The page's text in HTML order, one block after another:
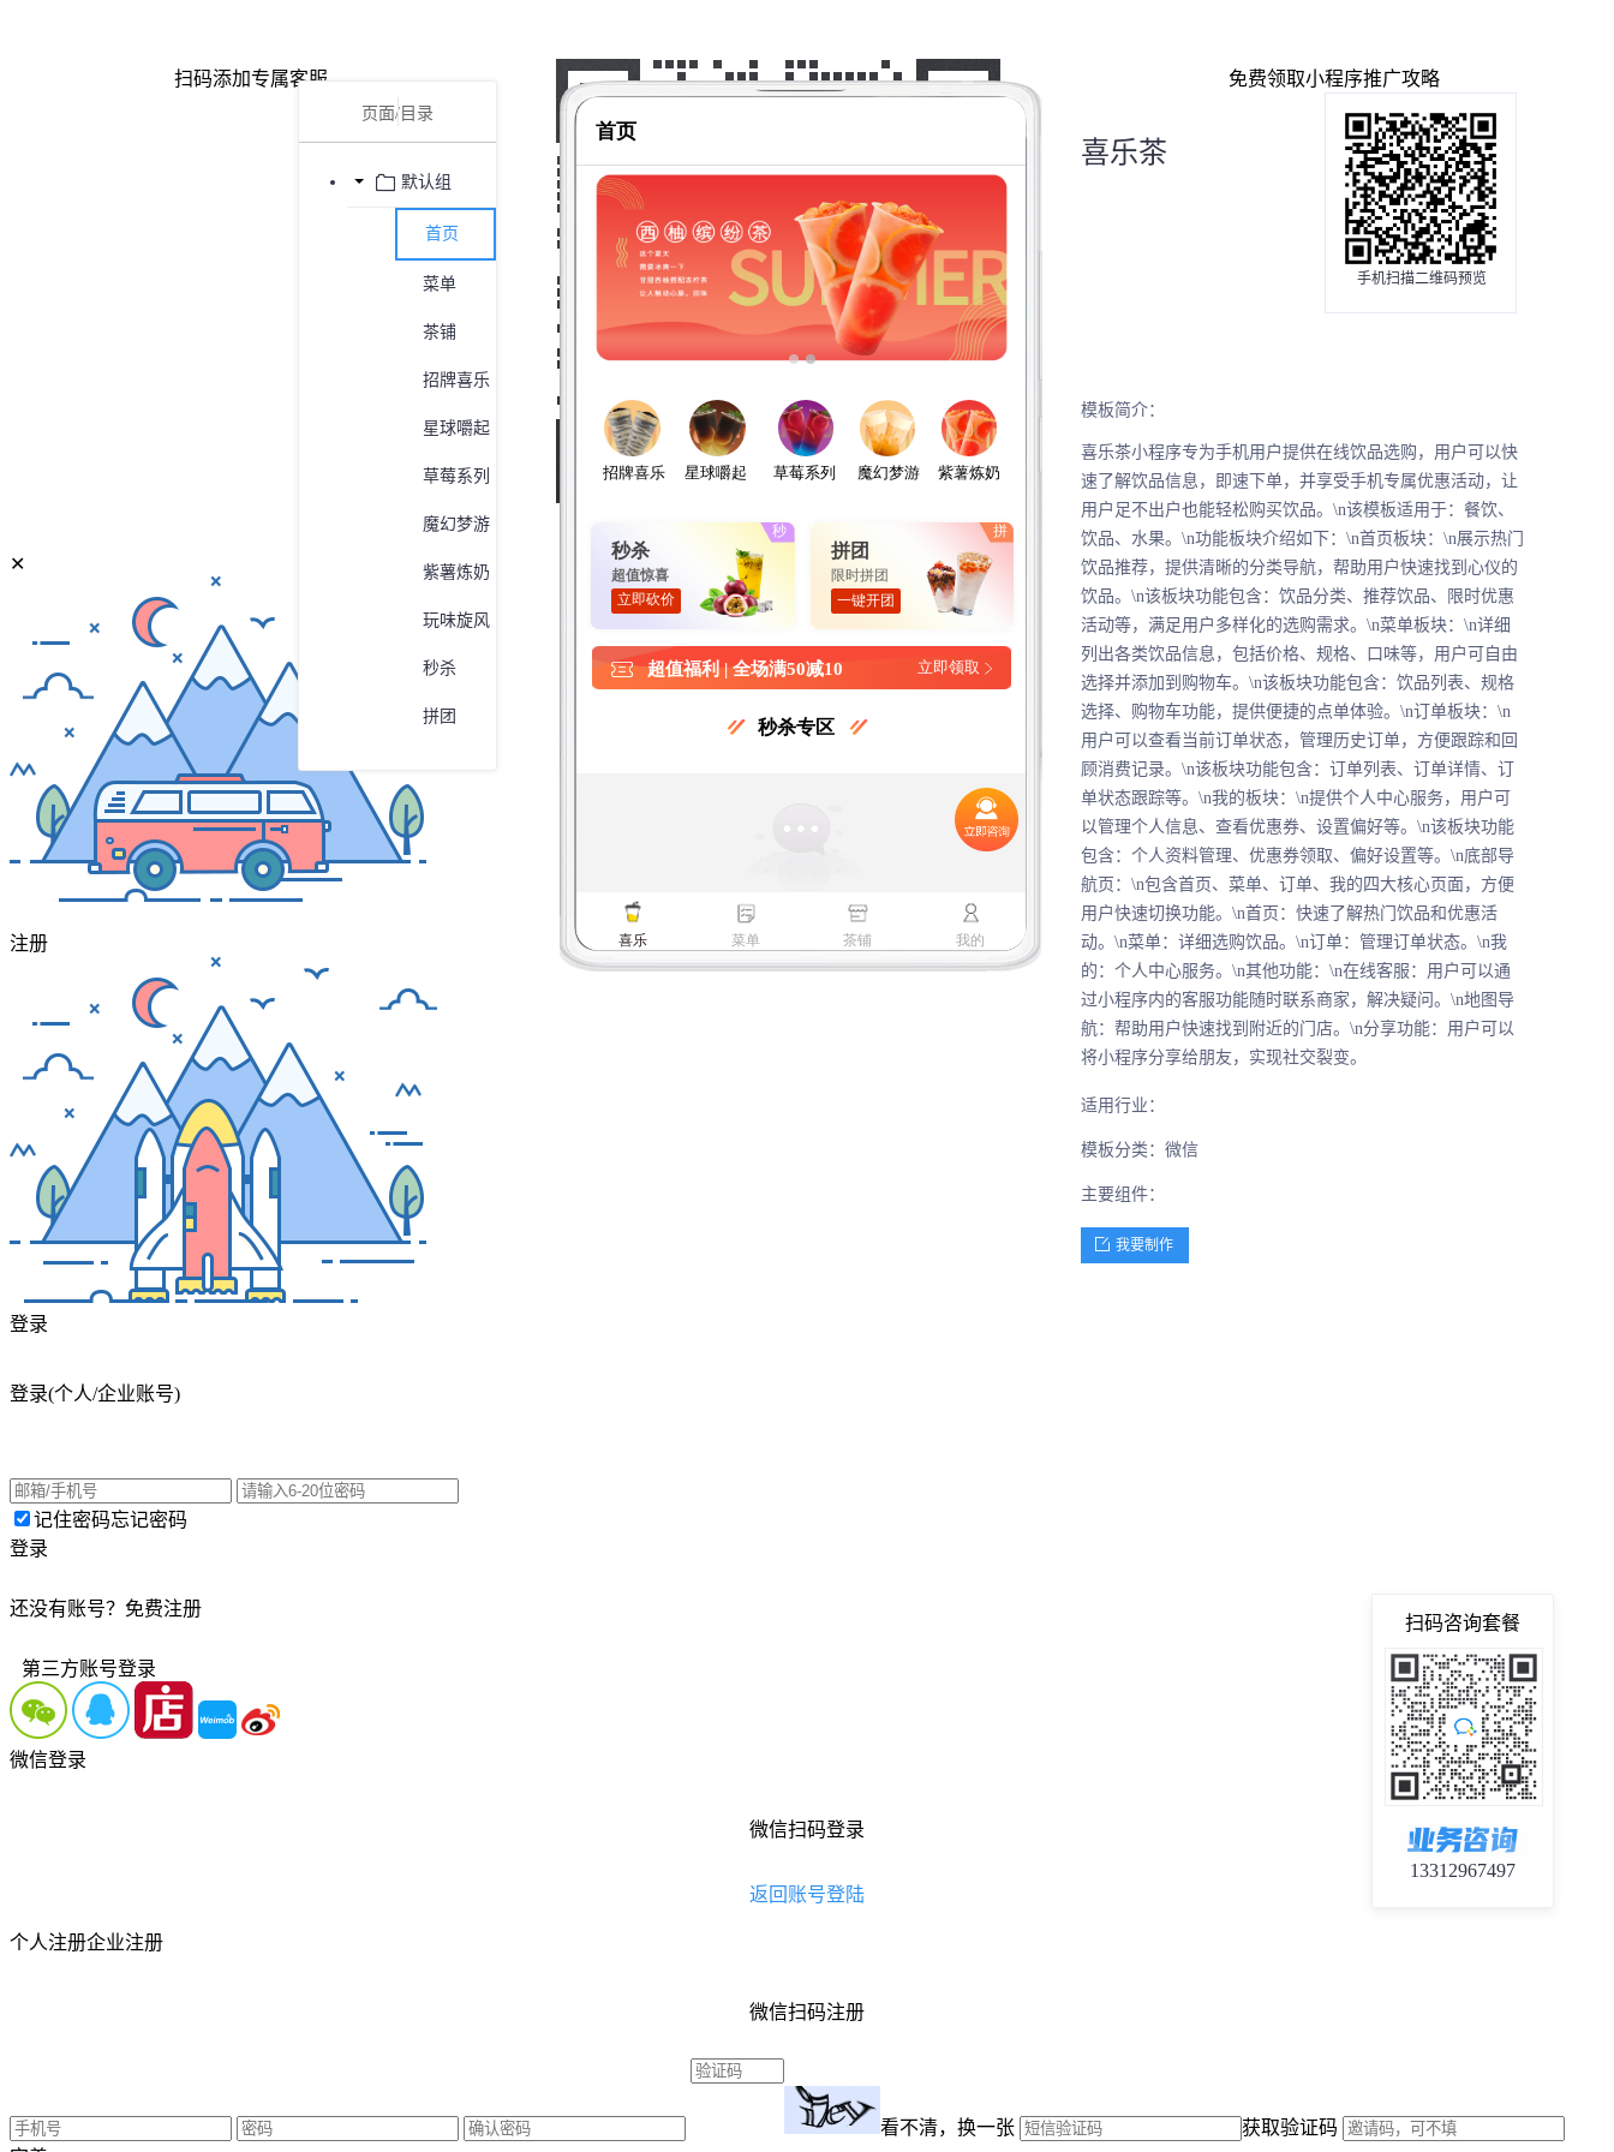
页面/目录
默认组
首页
菜单
茶铺
招牌喜乐
星球嚼起
草莓系列
魔幻梦游
紫薯炼奶
玩味旋风
秒杀
拼团
系统页面组
个人中心
喜乐茶
模板简介：
喜乐茶小程序专为手机用户提供在线饮品选购，用户可以快
速了解饮品信息，即速下单，并享受手机专属优惠活动，让
用户足不出户也能轻松购买饮品。\n该模板适用于：餐饮、
饮品、水果。\n功能板块介绍如下：\n首页板块：\n展示热门
饮品推荐，提供清晰的分类导航，帮助用户快速找到心仪的
饮品。\n该板块功能包含：饮品分类、推荐饮品、限时优惠
活动等，满足用户多样化的选购需求。\n菜单板块：\n详细
列出各类饮品信息，包括价格、规格、口味等，用户可自由
选择并添加到购物车。\n该板块功能包含：饮品列表、规格
选择、购物车功能，提供便捷的点单体验。\n订单板块：\n
用户可以查看当前订单状态，管理历史订单，方便跟踪和回
顾消费记录。\n该板块功能包含：订单列表、订单详情、订
单状态跟踪等。\n我的板块：\n提供个人中心服务，用户可
以管理个人信息、查看优惠券、设置偏好等。\n该板块功能
包含：个人资料管理、优惠券领取、偏好设置等。\n底部导
航页：\n包含首页、菜单、订单、我的四大核心页面，方便
用户快速切换功能。\n首页：快速了解热门饮品和优惠活
动。\n菜单：详细选购饮品。\n订单：管理订单状态。\n我
的：个人中心服务。\n其他功能：\n在线客服：用户可以通
过小程序内的客服功能随时联系商家，解决疑问。\n地图导
航：帮助用户快速找到附近的门店。\n分享功能：用户可以
将小程序分享给朋友，实现社交裂变。
适用行业：
模板分类：微信
主要组件：
我要制作
手机扫描二维码预览
扫码添加专属客服 免费领取小程序推广攻略
✕
扫码咨询套餐
13312967497
注册
登录
登录(个人/企业账号)
记住密码忘记密码
登录
还没有账号？ 免费注册
第三方账号登录
微信登录
微信扫码登录
返回账号登陆
个人注册企业注册
微信扫码注册
看不清，换一张
获取验证码